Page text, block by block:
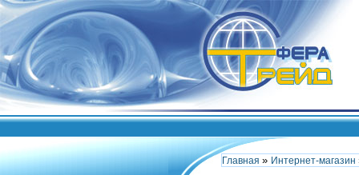
Главная » Интернет-магазин